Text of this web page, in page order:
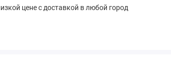
цене с доставкой в любой город